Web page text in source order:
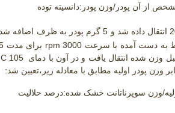
از آن پودر/وزن پودر:دانسیته توده
روی همزن با سرعت
rpm 3000 برای مدت 5دقیقه سانتریفوژ شد. سپس
وزن شده انتقال یافت و در آون با دمای C 105
پودر اولیه مطابق با معادله زیر،تعیین شد: